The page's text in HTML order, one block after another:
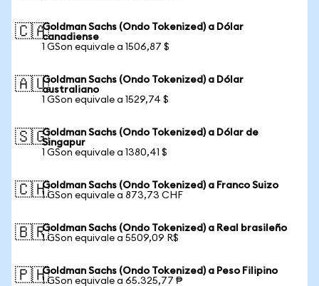
🇨🇦Goldman Sachs (Ondo Tokenized) a Dólar
canadiense
1 GSon equivale a 1506,87 $
🇦🇺Goldman Sachs (Ondo Tokenized) a Dólar
australiano
1 GSon equivale a 1529,74 $
🇸🇬Goldman Sachs (Ondo Tokenized) a Dólar de
Singapur
1 GSon equivale a 1380,41 $
🇨🇭Goldman Sachs (Ondo Tokenized) a Franco Suizo
1 GSon equivale a 873,73 CHF
🇧🇷Goldman Sachs (Ondo Tokenized) a Real brasileño
1 GSon equivale a 5509,09 R$
🇵🇭Goldman Sachs (Ondo Tokenized) a Peso Filipino
1 GSon equivale a 65.325,77 ₱